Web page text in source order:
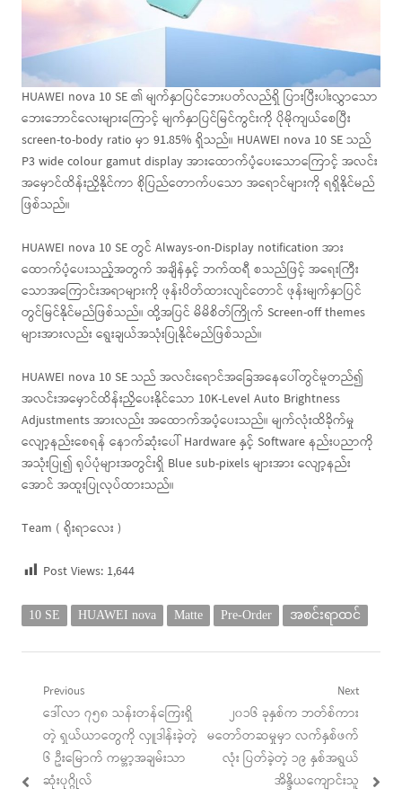
HUAWEI nova 10 SE ၏ မျက်နှာပြင်ဘေးပတ်လည်ရှိ ပြားပြီးပါးလွှာသော
ဘေးဘောင်လေးများကြောင့် မျက်နှာပြင်မြင်ကွင်းကို ပိုမိုကျယ်စေပြီး
screen-to-body ratio မှာ 91.85% ရှိသည်။ HUAWEI nova 10 SE သည်
P3 wide colour gamut display အားထောက်ပံ့ပေးသောကြောင့် အလင်း
အမှောင်ထိန်းညှိနိုင်ကာ စိုပြည်တောက်ပသော အရောင်များကို ရရှိနိုင်မည်
ဖြစ်သည်။
HUAWEI nova 10 SE တွင် Always-on-Display notification အား
ထောက်ပံ့ပေးသည့်အတွက် အချိန်နှင့် ဘက်ထရီ စသည်ဖြင့် အရေးကြီး
သောအကြောင်းအရာများကို ဖုန်းပိတ်ထားလျင်တောင် ဖုန်းမျက်နှာပြင်
တွင်မြင်နိုင်မည်ဖြစ်သည်။ ထို့အပြင် မိမိစိတ်ကြိုက် Screen-off themes
များအားလည်း ရွေးချယ်အသုံးပြုနိုင်မည်ဖြစ်သည်။
HUAWEI nova 10 SE သည် အလင်းရောင်အခြေအနေပေါ်တွင်မူတည်၍
အလင်းအမှောင်ထိန်းညှိပေးနိုင်သော 10K-Level Auto Brightness
Adjustments အားလည်း အထောက်အပံ့ပေးသည်။ မျက်လုံးထိခိုက်မှု
လျော့နည်းစေရန် နောက်ဆုံးပေါ် Hardware နှင့် Software နည်းပညာကို
အသုံးပြု၍ ရုပ်ပုံများအတွင်းရှိ Blue sub-pixels များအား လျော့နည်း
အောင် အထူးပြုလုပ်ထားသည်။
Team ( ရိုးရာလေး )
Post Views: 1,644
10 SE HUAWEI nova Matte Pre-Order အစင်းရာထင်
Post
navigation
Previous
Previous
post:
ဒေါ်လာ ၇၅၈ သန်းတန်ကြေးရှိ
တဲ့ ရှယ်ယာတွေကို လှူဒါန်းခဲ့တဲ့
၆ ဦးမြောက် ကမ္ဘာ့အချမ်းသာ
ဆုံးပုဂ္ဂိုလ်
Next
Next
post:
၂၀၁၆ ခုနှစ်က ဘတ်စ်ကား
မတော်တဆမှုမှာ လက်နှစ်ဖက်
လုံး ပြတ်ခဲ့တဲ့ ၁၉ နှစ်အရွယ်
အိန္ဒိယကျောင်းသူ